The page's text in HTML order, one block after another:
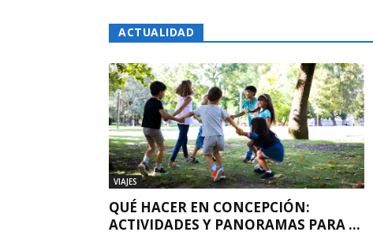
ACTUALIDAD
VIAJES
QUÉ HACER EN CONCEPCIÓN:
ACTIVIDADES Y PANORAMAS PARA ...